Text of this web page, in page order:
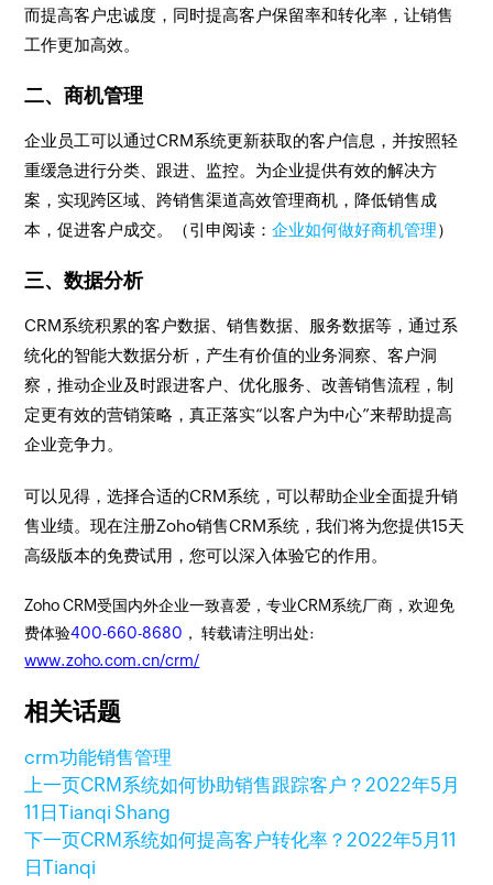
而提高客户忠诚度，同时提高客户保留率和转化率，让销售
工作更加高效。
二、商机管理
企业员工可以通过CRM系统更新获取的客户信息，并按照轻
重缓急进行分类、跟进、监控。为企业提供有效的解决方
案，实现跨区域、跨销售渠道高效管理商机，降低销售成
本，促进客户成交。（引申阅读：企业如何做好商机管理）
三、数据分析
CRM系统积累的客户数据、销售数据、服务数据等，通过系
统化的智能大数据分析，产生有价值的业务洞察、客户洞
察，推动企业及时跟进客户、优化服务、改善销售流程，制
定更有效的营销策略，真正落实“以客户为中心”来帮助提高
企业竞争力。
可以见得，选择合适的CRM系统，可以帮助企业全面提升销
售业绩。现在注册Zoho销售CRM系统，我们将为您提供15天
高级版本的免费试用，您可以深入体验它的作用。
Zoho CRM受国内外企业一致喜爱，专业CRM系统厂商，欢迎免
费体验400-660-8680 ， 转载请注明出处:
www.zoho.com.cn/crm/
相关话题
crm功能销售管理
上一页CRM系统如何协助销售跟踪客户？2022年5月
11日Tianqi Shang
下一页CRM系统如何提高客户转化率？2022年5月11
日Tianqi